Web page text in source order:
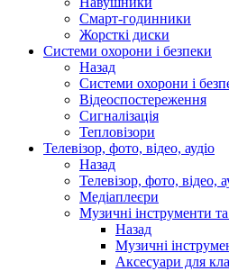
Смарт-годинники
Жорсткі диски
Системи охорони і безпеки
Назад
Системи охорони і
Відеоспостереження
Сигналізація
Тепловізори
Телевізор, фото, відео, аудіо
Назад
Телевізор, фото, відео,
Медіаплеєри
Музичні інструменти
Назад
Музичні
Аксесуари для